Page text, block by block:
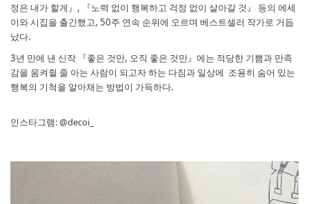
정은 내가 할게』, 『노력 없이 행복하고 걱정 없이 살아갈 것』 등의 에세
이와 시집을 출간했고, 50주 연속 순위에 오르며 베스트셀러 작가로 거듭
났다.
3년 만에 낸 신작 『좋은 것만, 오직 좋은 것만』에는 적당한 기쁨과 만족
감을 움켜쥘 줄 아는 사람이 되고자 하는 다짐과 일상에 조용히 숨어 있는
행복의 기척을 알아채는 방법이 가득하다.
인스타그램: @decoi_